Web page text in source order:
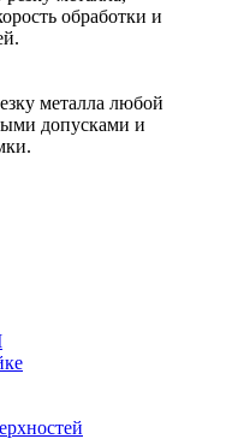
обработки и
металла любой
допусками и